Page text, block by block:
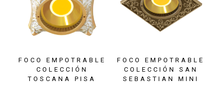
FOCO EMPOTRABLE
COLECCIÓN
TOSCANA PISA
FOCO EMPOTRABLE
COLECCIÓN SAN
SEBASTIAN MINI